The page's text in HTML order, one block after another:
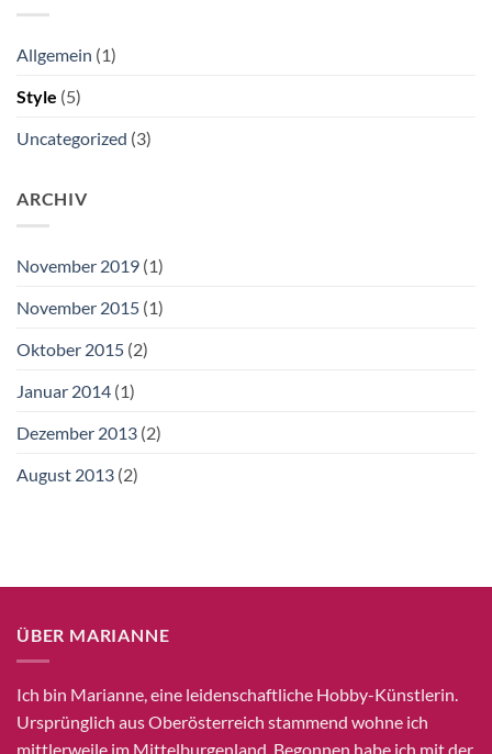
Allgemein (1)
Style (5)
Uncategorized (3)
ARCHIV
November 2019 (1)
November 2015 (1)
Oktober 2015 (2)
Januar 2014 (1)
Dezember 2013 (2)
August 2013 (2)
ÜBER MARIANNE
Ich bin Marianne, eine leidenschaftliche Hobby-Künstlerin.
Ursprünglich aus Oberösterreich stammend wohne ich
mittlerweile im Mittelburgenland. Begonnen habe ich mit der